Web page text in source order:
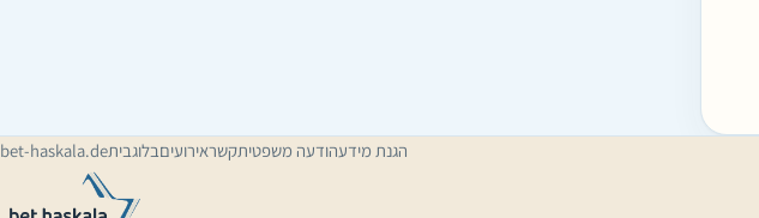
bet-haskala.deביתבלוגאירועיםקשרהודעה משפטיתהגנת מידע